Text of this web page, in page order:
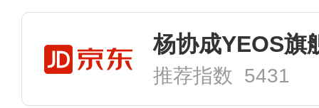
杨协成YEOS旗
推荐指数 5431